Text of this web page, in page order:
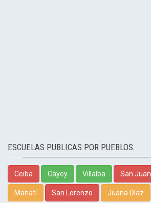
ESCUELAS PUBLICAS POR PUEBLOS
Ceiba Cayey Villalba San Juan
Manatí San Lorenzo Juana Díaz